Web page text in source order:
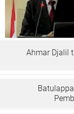
Ahmar Djalil